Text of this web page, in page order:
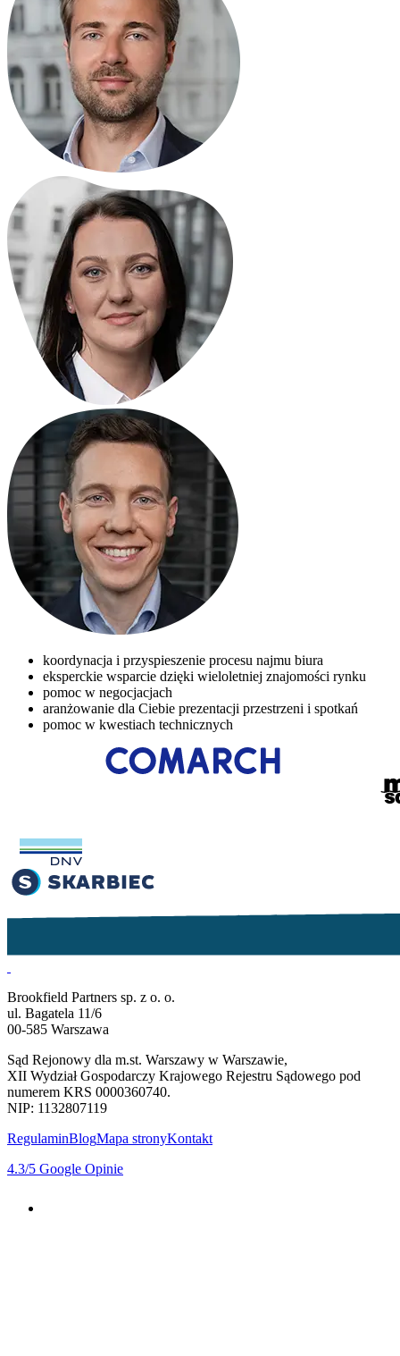
koordynacja i przyspieszenie procesu najmu biura
eksperckie wsparcie dzięki wieloletniej znajomości rynku
pomoc w negocjacjach
aranżowanie dla Ciebie prezentacji przestrzeni i spotkań
pomoc w kwestiach technicznych
Brookfield Partners sp. z o. o.
ul. Bagatela 11/6
00-585 Warszawa
Sąd Rejonowy dla m.st. Warszawy w Warszawie,
XII Wydział Gospodarczy Krajowego Rejestru Sądowego pod
numerem KRS 0000360740.
NIP: 1132807119
RegulaminBlogMapa stronyKontakt
4.3/5 Google Opinie